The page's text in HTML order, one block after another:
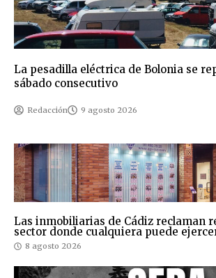
La pesadilla eléctrica de Bolonia se
sábado consecutivo
Redacción 9 agosto 2026
Las inmobiliarias de Cádiz reclaman
sector donde cualquiera puede
8 agosto 2026